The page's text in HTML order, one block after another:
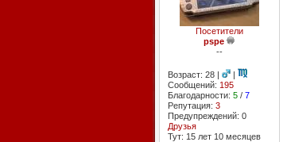
Посетители
pspe
--
Возраст: 28 |
|
Сообщений: 195
Благодарности: 5/ 7
Репутация: 3
Предупреждений: 0
Друзья
Тут: 15 лет 10 месяцев